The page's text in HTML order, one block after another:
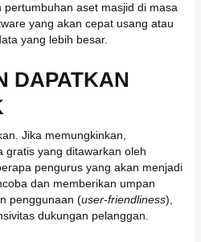
aset masjid di masa
yang akan cepat usang atau
yang lebih besar.
DAPATKAN
Jika memungkinkan,
gratis yang ditawarkan oleh
pengurus yang akan menjadi
dan memberikan umpan
penggunaan (user-friendliness),
dukungan pelanggan.